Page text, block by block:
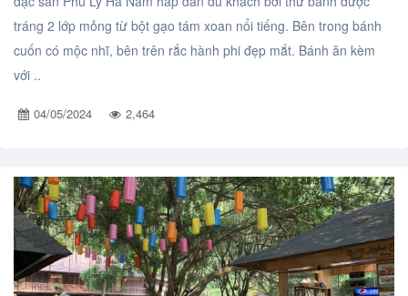
tráng 2 lớp mỏng từ bột gạo tám xoan nổi tiếng. Bên trong bánh
cuốn có mộc nhĩ, bên trên rắc hành phi đẹp mắt. Bánh ăn kèm
với ..
04/05/2024 2,464